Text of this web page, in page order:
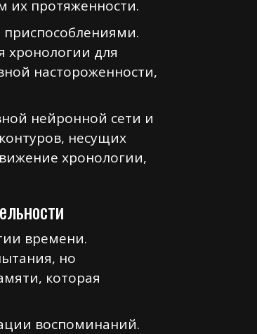
их протяженности.
хронологии для
настороженности,
нейронной сети и
несущих
хронологии,
времени.
но
которая
воспоминаний.